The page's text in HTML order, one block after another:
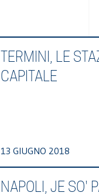
TERMINI, LE
CAPITALE
13 GIUGNO 2018
NAPOLI, JE SO'